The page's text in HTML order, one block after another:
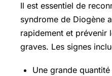
Il est essentiel de
syndrome de Diogène
rapidement et prévenir
graves. Les signes
Une grande quantité